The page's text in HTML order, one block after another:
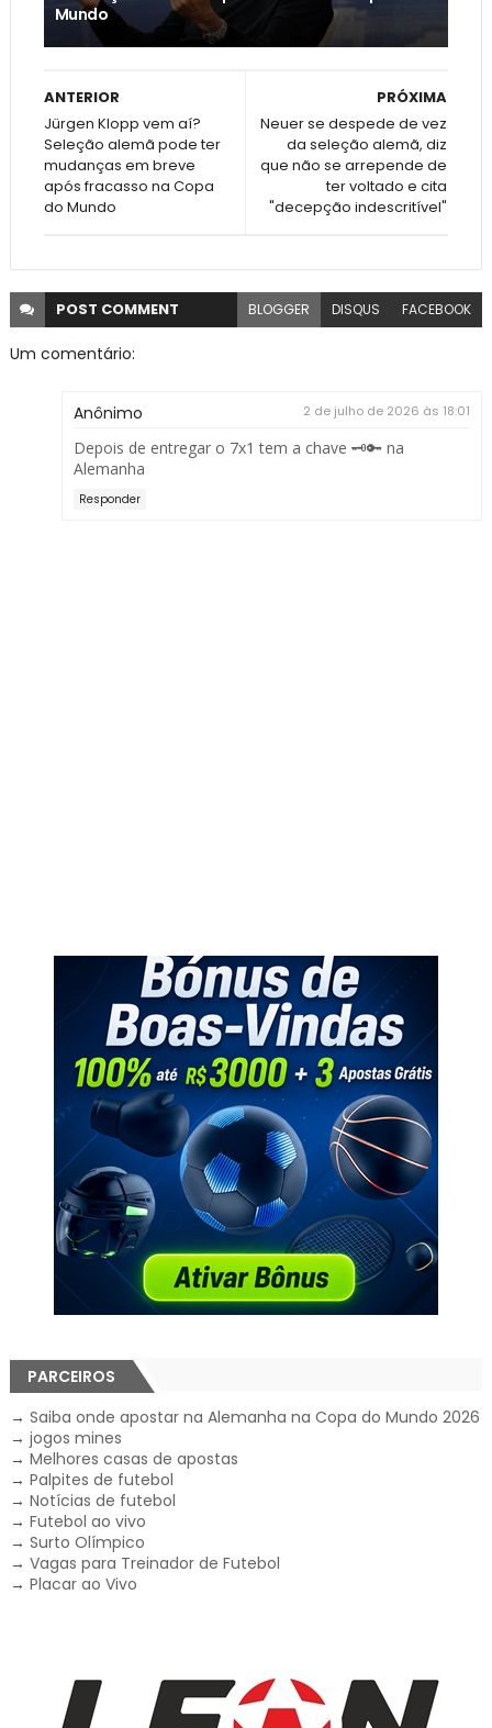
Mundo
PRÓXIMA
Neuer se despede de vez
da seleção alemã, diz
que não se arrepende de
ter voltado e cita
"decepção indescritível"
ANTERIOR
Jürgen Klopp vem aí?
Seleção alemã pode ter
mudanças em breve
após fracasso na Copa
do Mundo
POST COMMENT BLOGGER DISQUS FACEBOOK
Um comentário:
Anônimo 2 de julho de 2026 às 18:01
Depois de entregar o 7x1 tem a chave 🗝️🔑 na
Alemanha
Responder
PARCEIROS
→ Saiba onde apostar na Alemanha na Copa do Mundo 2026
→ jogos mines
→ Melhores casas de apostas
→ Palpites de futebol
→ Notícias de futebol
→ Futebol ao vivo
→ Surto Olímpico
→ Vagas para Treinador de Futebol
→ Placar ao Vivo